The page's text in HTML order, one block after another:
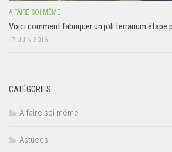
A FAIRE SOI MÊME
Voici comment fabriquer un joli terrarium étape
17 JUIN 2016
CATÉGORIES
A faire soi même
Astuces